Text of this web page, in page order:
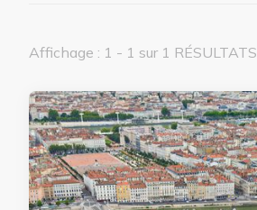
Affichage : 1 - 1 sur 1 RÉSULTATS